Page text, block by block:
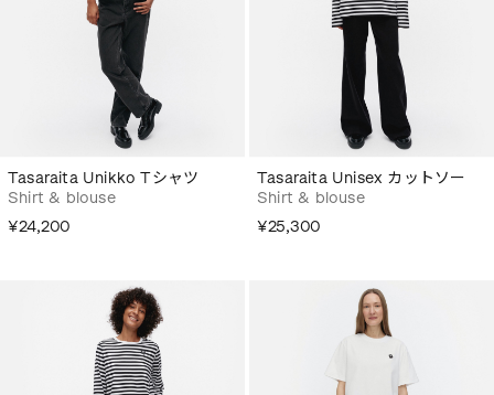
Tasaraita Unikko Tシャツ
Shirt & blouse
¥24,200
Tasaraita Unisex カットソー
Shirt & blouse
¥25,300